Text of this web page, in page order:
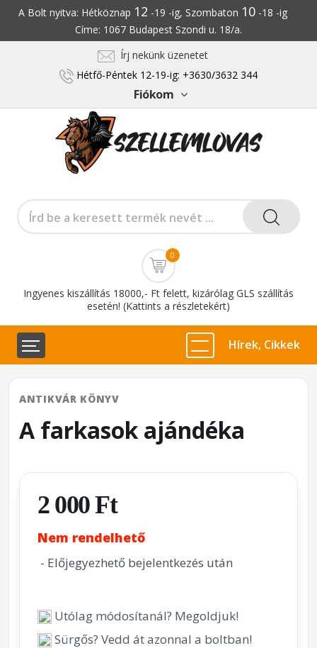
A Bolt nyitva: Hétköznap 12 -19 -ig, Szombaton 10-18 -ig
Címe: 1067 Budapest Szondi u. 18/a.
Írj nekünk üzenetet
Hétfő-Péntek 12-19-ig: +3630/3632 344
Fiókom
0
Ingyenes kiszállítás 18000,- Ft felett, kizárólag GLS szállítás
esetén! (Kattints a részletekért)
Hírek, Cikkek
ANTIKVÁR KÖNYV
A farkasok ajándéka
2 000 Ft
Nem rendelhető
- Előjegyezhető bejelentkezés után
Utólag módosítanál? Megoldjuk!
Sürgős? Vedd át azonnal a boltban!